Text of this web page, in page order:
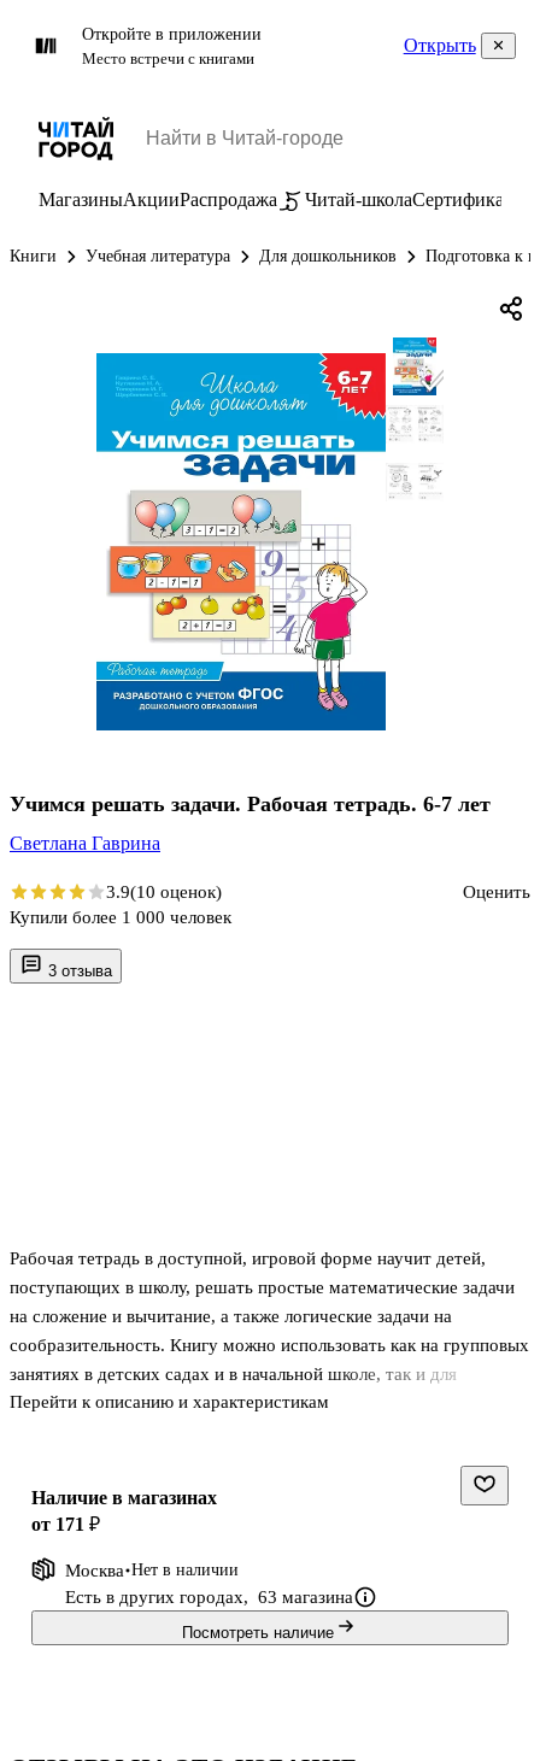
Откройте в приложении
Место встречи с книгами
Открыть
МагазиныАкцииРаспродажа Читай-школаСертификаты
Книги Учебная литература Для дошкольников Подготовка к
3 отзыва
Рабочая тетрадь в доступной, игровой форме научит детей,
поступающих в школу, решать простые математические задачи
на сложение и вычитание, а также логические задачи на
сообразительность. Книгу можно использовать как на групповых
занятиях в детских садах и в начальной школе, так и для
индивидуальной работы с детьми.
Перейти к описанию и характеристикам
Учимся решать задачи. Рабочая тетрадь. 6-7 лет
Светлана Гаврина
3.9(10 оценок)
Оценить
Купили более 1 000 человек
Наличие в магазинах
от 171 ₽
Москва Нет в наличии
Есть в других городах, 63 магазина
Посмотреть наличие